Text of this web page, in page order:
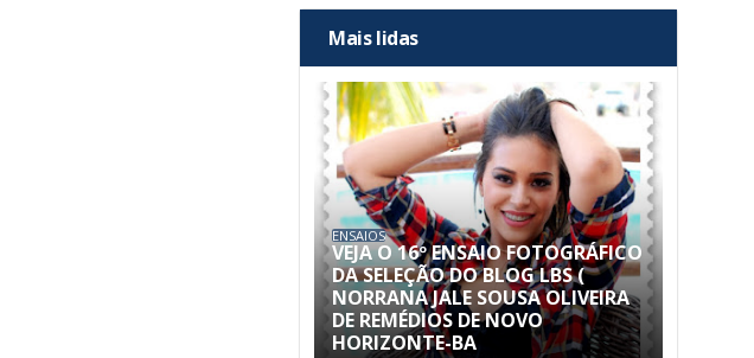
Mais lidas
ENSAIOS
VEJA O 16º ENSAIO FOTOGRÁFICO
DA SELEÇÃO DO BLOG LBS (
NORRANA JALE SOUSA OLIVEIRA
DE REMÉDIOS DE NOVO
HORIZONTE-BA